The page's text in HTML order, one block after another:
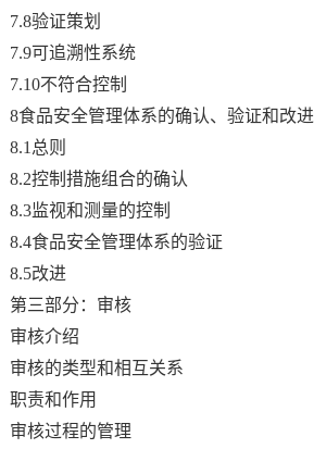
7.8验证策划
7.9可追溯性系统
7.10不符合控制
8食品安全管理体系的确认、验证和改进
8.1总则
8.2控制措施组合的确认
8.3监视和测量的控制
8.4食品安全管理体系的验证
8.5改进
第三部分：审核
审核介绍
审核的类型和相互关系
职责和作用
审核过程的管理